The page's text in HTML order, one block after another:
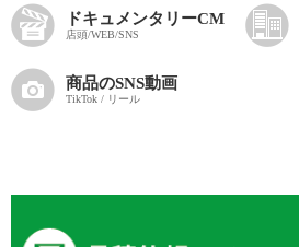
ドキュメンタリーCM
店頭/WEB/SNS
商品のSNS動画
TikTok / リール